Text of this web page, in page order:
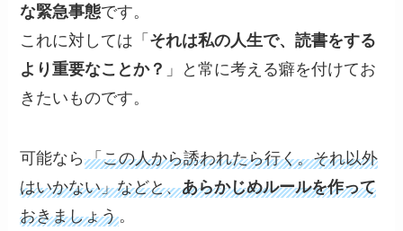
な緊急事態です。
これに対しては「 それは私の人生で、読書をする
より重要なことか？ 」と常に考える癖を付けてお
きたいものです。
可能なら「この人から誘われたら行く。それ以外
はいかない」などと、あらかじめルールを作って
おきましょう。